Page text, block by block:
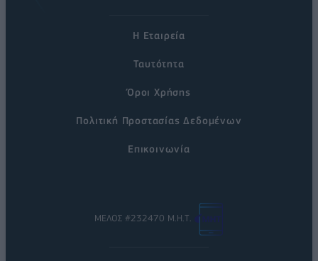
Η Εταιρεία
Ταυτότητα
Όροι Χρήσης
Πολιτική Προστασίας Δεδομένων
Επικοινωνία
ΜΕΛΟΣ #232470 Μ.Η.Τ.